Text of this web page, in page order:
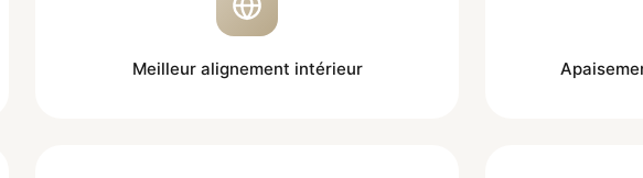
Meilleur alignement intérieur